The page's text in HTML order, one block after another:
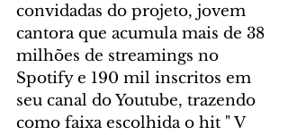
convidadas do projeto, jovem
cantora que acumula mais de 38
milhões de streamings no
Spotify e 190 mil inscritos em
seu canal do Youtube, trazendo
como faixa escolhida o hit " V